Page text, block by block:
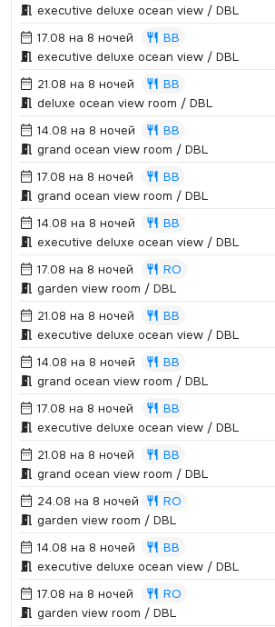
executive deluxe ocean view / DBL
17.08 на 8 ночей
BB
executive deluxe ocean view / DBL
21.08 на 8 ночей
BB
deluxe ocean view room / DBL
14.08 на 8 ночей
BB
grand ocean view room / DBL
17.08 на 8 ночей
BB
grand ocean view room / DBL
14.08 на 8 ночей
BB
executive deluxe ocean view / DBL
17.08 на 8 ночей
RO
garden view room / DBL
21.08 на 8 ночей
BB
executive deluxe ocean view / DBL
14.08 на 8 ночей
BB
grand ocean view room / DBL
17.08 на 8 ночей
BB
executive deluxe ocean view / DBL
21.08 на 8 ночей
BB
grand ocean view room / DBL
24.08 на 8 ночей
RO
garden view room / DBL
14.08 на 8 ночей
BB
executive deluxe ocean view / DBL
17.08 на 8 ночей
RO
garden view room / DBL